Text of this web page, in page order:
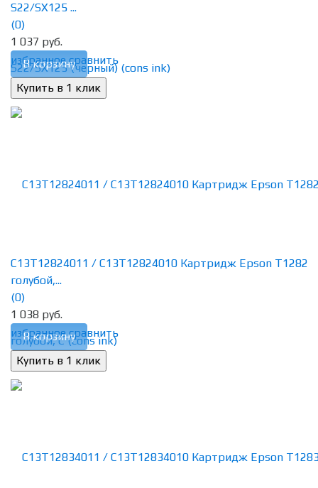
избранное сравнить
S22/SX125 ...
(0)
1 037 руб.
В корзину
избранное сравнить
C13T12824011 / C13T12824010 Картридж Epson T1282
голубой,...
(0)
1 038 руб.
В корзину